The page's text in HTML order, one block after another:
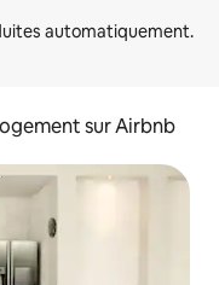
sur Airbnb